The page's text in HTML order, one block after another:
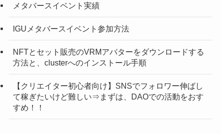
メタバースイベント実績
IGUメタバースイベント参加方法
NFTとセット販売のVRMアバターをダウンロードする
方法と、clusterへのインストール手順
【クリエイター初心者向け】SNSでフォロワー伸ばし
て稼ぎたいけど難しい⇒まずは、DAOでの活動をおす
すめ！！